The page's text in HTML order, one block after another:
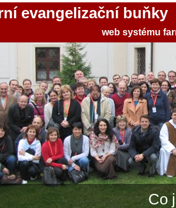
evangelizační buňky
web systému
Co